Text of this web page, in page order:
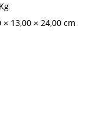
Kg
× 13,00 × 24,00 cm